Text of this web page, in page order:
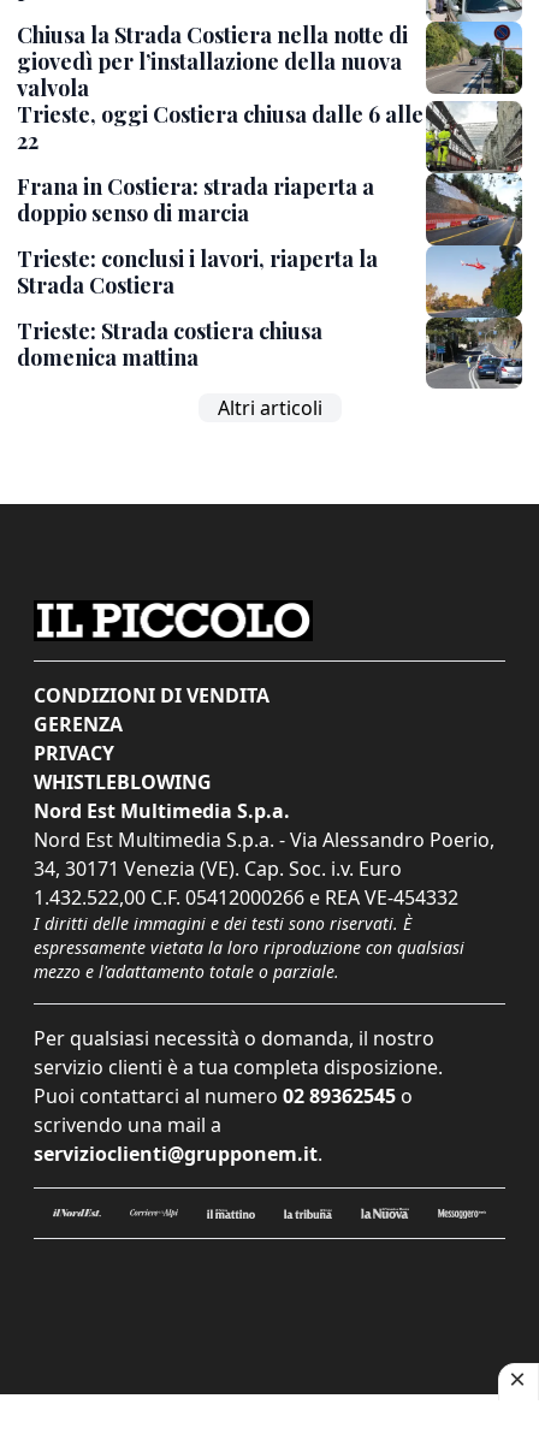
Chiusa la Strada Costiera nella notte di
giovedì per l’installazione della nuova
valvola
Trieste, oggi Costiera chiusa dalle 6 alle
22
Frana in Costiera: strada riaperta a
doppio senso di marcia
Trieste: conclusi i lavori, riaperta la
Strada Costiera
Trieste: Strada costiera chiusa
domenica mattina
Altri articoli
CONDIZIONI DI VENDITA
GERENZA
PRIVACY
WHISTLEBLOWING
Nord Est Multimedia S.p.a.
Nord Est Multimedia S.p.a. - Via Alessandro Poerio,
34, 30171 Venezia (VE). Cap. Soc. i.v. Euro
1.432.522,00 C.F. 05412000266 e REA VE-454332
I diritti delle immagini e dei testi sono riservati. È
espressamente vietata la loro riproduzione con qualsiasi
mezzo e l'adattamento totale o parziale.
Per qualsiasi necessità o domanda, il nostro
servizio clienti è a tua completa disposizione.
Puoi contattarci al numero 02 89362545 o
scrivendo una mail a
servizioclienti@grupponem.it.